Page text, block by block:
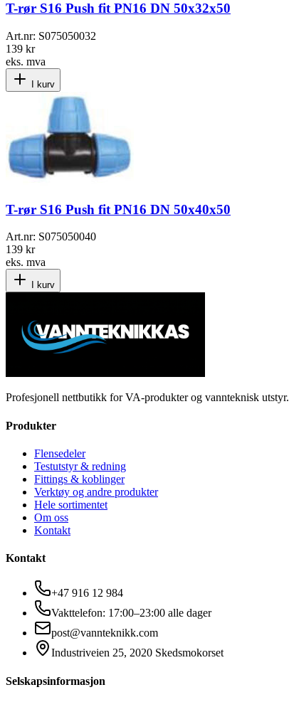
T-rør S16 Push fit PN16 DN 50x32x50
Art.nr: S075050032
139 kr
eks. mva
I kurv
T-rør S16 Push fit PN16 DN 50x40x50
Art.nr: S075050040
139 kr
eks. mva
I kurv
Profesjonell nettbutikk for VA-produkter og vannteknisk utstyr.
Produkter
Flensedeler
Testutstyr & redning
Fittings & koblinger
Verktøy og andre produkter
Hele sortimentet
Om oss
Kontakt
Kontakt
+47 916 12 984
Vakttelefon: 17:00–23:00 alle dager
post@vannteknikk.com
Industriveien 25, 2020 Skedsmokorset
Selskapsinformasjon